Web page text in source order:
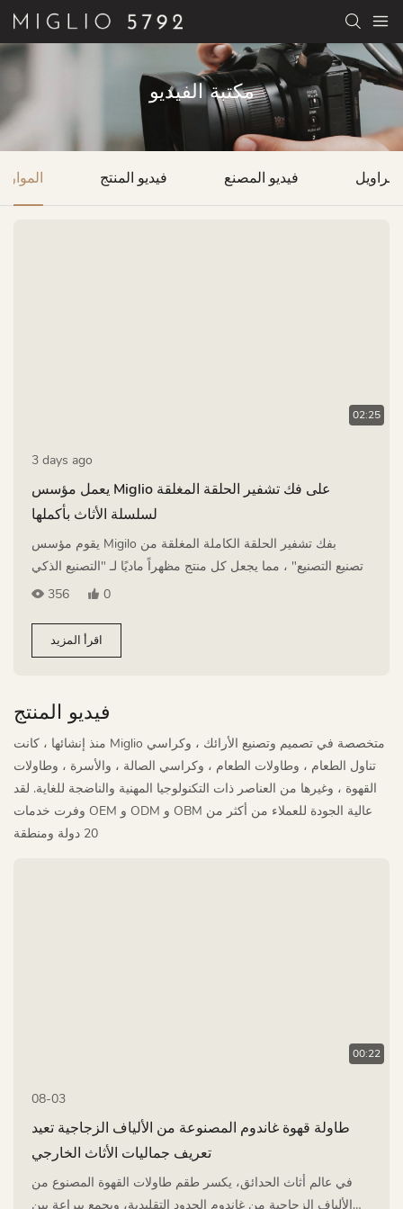
مكتبة الفيديو
الموارد فيديو المنتج فيديو المصنع سراويل
02:25
3 days ago
يعمل مؤسس Miglio على فك تشفير الحلقة المغلقة
لسلسلة الأثاث بأكملها
يقوم مؤسس Migilo بفك تشفير الحلقة الكاملة المغلقة من
"تصنيع التصنيع" ، مما يجعل كل منتج مظهراً ماديًا لـ "التصنيع الذكي
356 0
اقرأ المزيد
فيديو المنتج
منذ إنشائها ، كانت Miglio متخصصة في تصميم وتصنيع الأرائك ، وكراسي
تناول الطعام ، وطاولات الطعام ، وكراسي الصالة ، والأسرة ، وطاولات
القهوة ، وغيرها من العناصر ذات التكنولوجيا المهنية والناضجة للغاية. لقد
وفرت خدمات OEM و ODM و OBM عالية الجودة للعملاء من أكثر من
00:22
08-03
طاولة قهوة غاندوم المصنوعة من الألياف الزجاجية تعيد
تعريف جماليات الأثاث الخارجي
في عالم أثاث الحدائق، يكسر طقم طاولات القهوة المصنوع من
الألياف الزجاجية من غاندوم الحدود التقليدية، ويجمع ببراعة بين